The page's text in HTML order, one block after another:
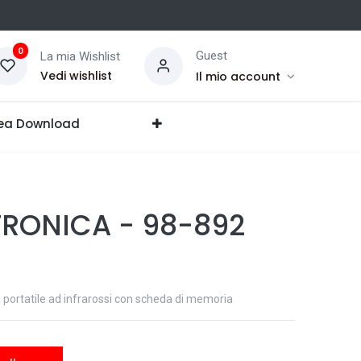
0 La mia Wishlist
Vedi wishlist
Guest
Il mio account
Download
- 98-892
ad infrarossi con scheda di memoria